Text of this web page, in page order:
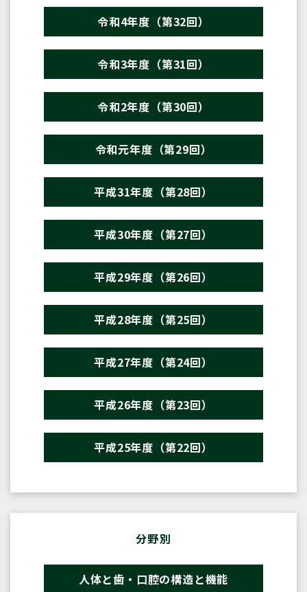
令和4年度（第32回）
令和3年度（第31回）
令和2年度（第30回）
令和元年度（第29回）
平成31年度（第28回）
平成30年度（第27回）
平成29年度（第26回）
平成28年度（第25回）
平成27年度（第24回）
平成26年度（第23回）
平成25年度（第22回）
分野別
人体と歯・口腔の構造と機能